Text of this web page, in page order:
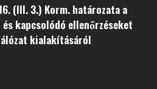
(III. 3.) Korm. határozata a
kapcsolódó ellenőrzéseket
kialakításáról